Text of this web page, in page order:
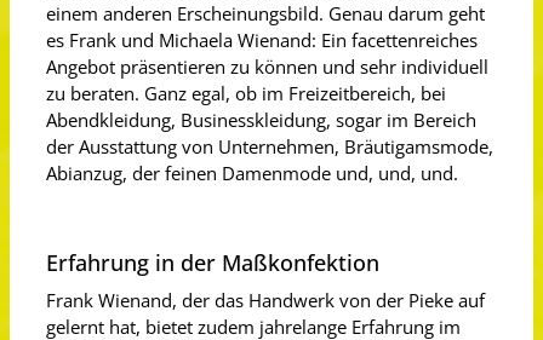
einem anderen Erscheinungsbild. Genau darum geht
es Frank und Michaela Wienand: Ein facettenreiches
Angebot präsentieren zu können und sehr individuell
zu beraten. Ganz egal, ob im Freizeitbereich, bei
Abendkleidung, Businesskleidung, sogar im Bereich
der Ausstattung von Unternehmen, Bräutigamsmode,
Abianzug, der feinen Damenmode und, und, und.
Erfahrung in der Maßkonfektion
Frank Wienand, der das Handwerk von der Pieke auf
gelernt hat, bietet zudem jahrelange Erfahrung im